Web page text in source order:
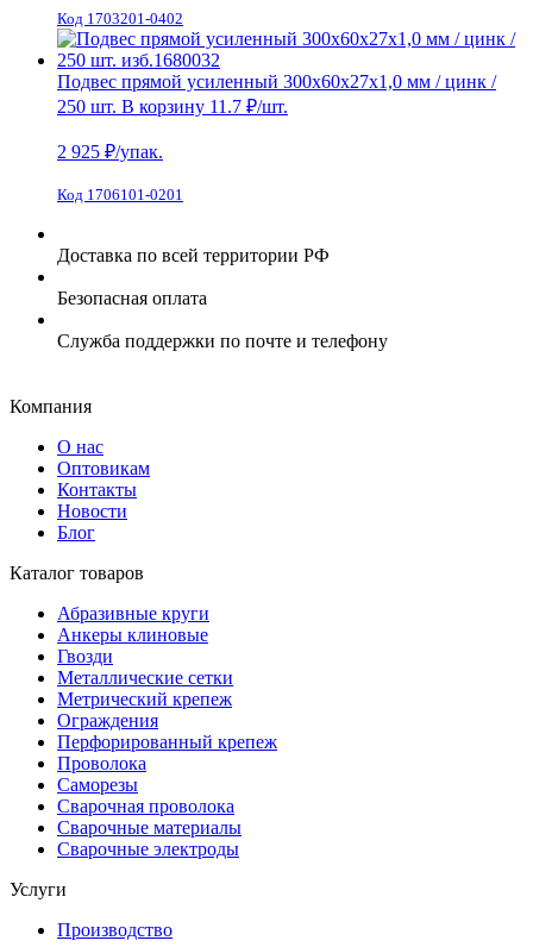
Код 1703201-0402
Подвес прямой усиленный 300х60х27х1,0 мм / цинк /
250 шт. В корзину 11.7 ₽/шт.
2 925 ₽/упак.
Код 1706101-0201
Доставка по всей территории РФ
Безопасная оплата
Служба поддержки по почте и телефону
Компания
О нас
Оптовикам
Контакты
Новости
Блог
Каталог товаров
Абразивные круги
Анкеры клиновые
Гвозди
Металлические сетки
Метрический крепеж
Ограждения
Перфорированный крепеж
Проволока
Саморезы
Сварочная проволока
Сварочные материалы
Сварочные электроды
Услуги
Производство